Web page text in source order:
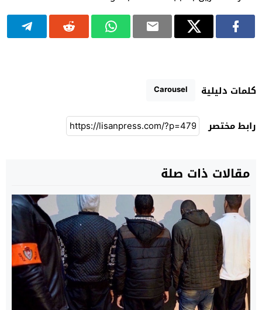
كلمات دليلية Carousel
رابط مختصر
مقالات ذات صلة